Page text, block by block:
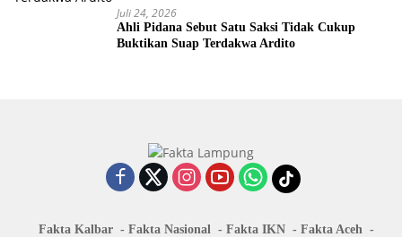
Juli 24, 2026
Ahli Pidana Sebut Satu Saksi Tidak Cukup
Buktikan Suap Terdakwa Ardito
Fakta Kalbar Fakta Nasional Fakta IKN
Fakta Aceh